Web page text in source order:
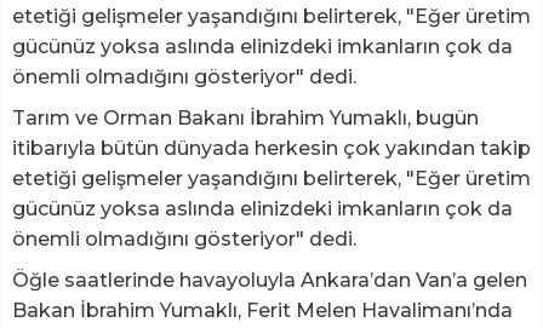
etetiği gelişmeler yaşandığını belirterek, "Eğer üretim
gücünüz yoksa aslında elinizdeki imkanların çok da
önemli olmadığını gösteriyor" dedi.
Tarım ve Orman Bakanı İbrahim Yumaklı, bugün
itibarıyla bütün dünyada herkesin çok yakından takip
etetiği gelişmeler yaşandığını belirterek, "Eğer üretim
gücünüz yoksa aslında elinizdeki imkanların çok da
önemli olmadığını gösteriyor" dedi.
Öğle saatlerinde havayoluyla Ankara’dan Van’a gelen
Bakan İbrahim Yumaklı, Ferit Melen Havalimanı’nda